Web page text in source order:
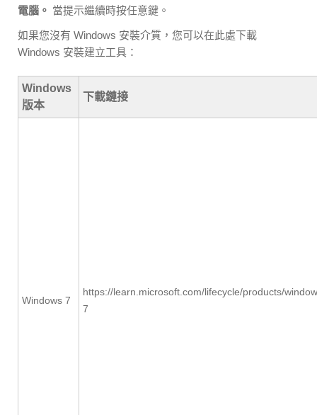
電腦。 當提示繼續時按任意鍵。
如果您沒有 Windows 安裝介質，您可以在此處下載
Windows 安裝建立工具：
Windows
版本
下載鏈接
Windows 7
https://learn.microsoft.com/lifecycle/products/
7